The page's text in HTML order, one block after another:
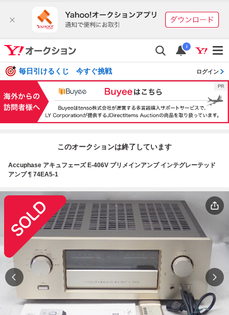
i
毎日引けるくじ 今すぐ挑戦 ログイン
このオークションは終了しています
Accuphase アキュフェーズ E-406V プリメインアンプ インテグレーテッド
アンプ ¶ 74EA5-1